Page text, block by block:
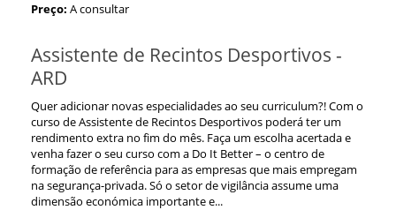
Preço: A consultar
Assistente de Recintos Desportivos -
ARD
Quer adicionar novas especialidades ao seu curriculum?! Com o
curso de Assistente de Recintos Desportivos poderá ter um
rendimento extra no fim do mês. Faça um escolha acertada e
venha fazer o seu curso com a Do It Better – o centro de
formação de referência para as empresas que mais empregam
na segurança-privada. Só o setor de vigilância assume uma
dimensão económica importante e...